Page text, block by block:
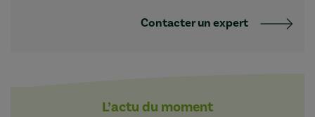
Contacter un expert
L’actu du moment